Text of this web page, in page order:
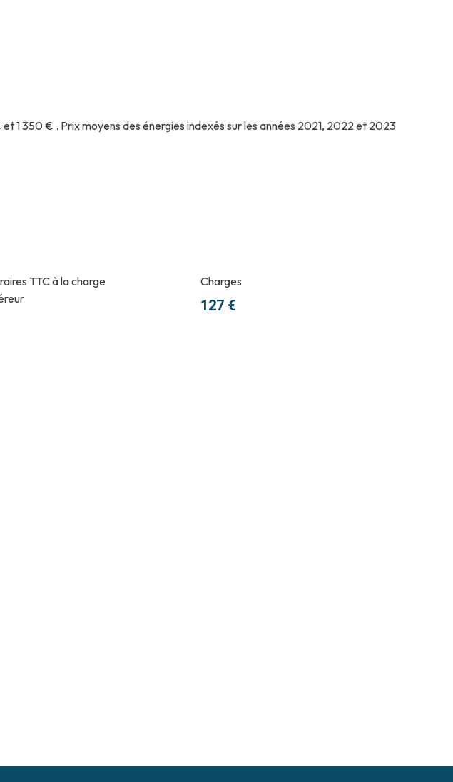
1 350 € . Prix moyens des énergies indexés sur les années 2021, 2022 et 2023
TTC à la charge
Charges
127 €